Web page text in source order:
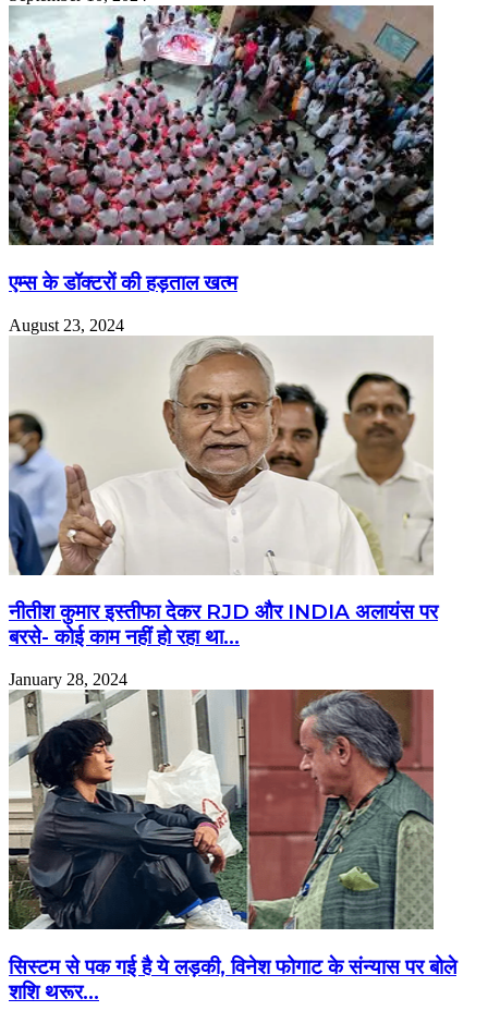
एम्स के डॉक्टरों की हड़ताल खत्म
August 23, 2024
नीतीश कुमार इस्तीफा देकर RJD और INDIA अलायंस पर
बरसे- कोई काम नहीं हो रहा था…
January 28, 2024
सिस्टम से पक गई है ये लड़की, विनेश फोगाट के संन्यास पर बोले
शशि थरूर…